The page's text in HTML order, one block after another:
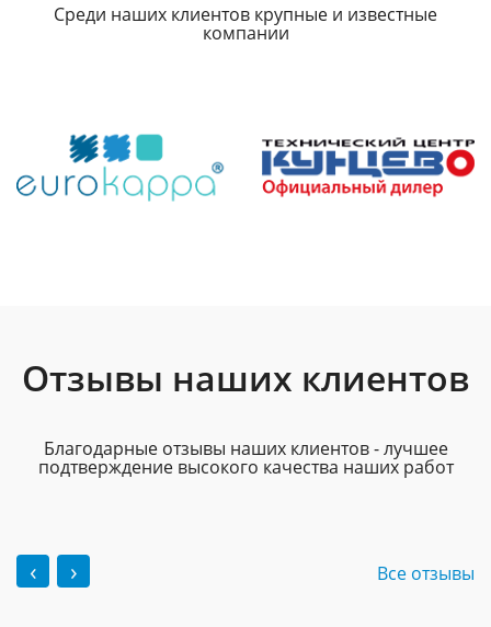
Среди наших клиентов крупные и известные
компании
Отзывы наших клиентов
Благодарные отзывы наших клиентов - лучшее
подтверждение высокого качества наших работ
‹ › Все отзывы